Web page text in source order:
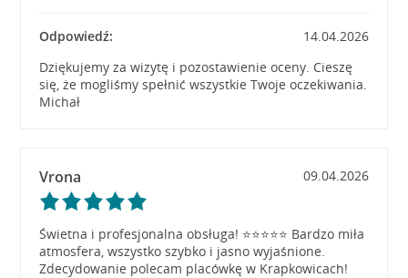
Odpowiedź:
14.04.2026
Dziękujemy za wizytę i pozostawienie oceny. Cieszę
się, że mogliśmy spełnić wszystkie Twoje oczekiwania.
Michał
Vrona 09.04.2026
Świetna i profesjonalna obsługa! ⭐⭐⭐⭐⭐ Bardzo miła
atmosfera, wszystko szybko i jasno wyjaśnione.
Zdecydowanie polecam placówkę w Krapkowicach!